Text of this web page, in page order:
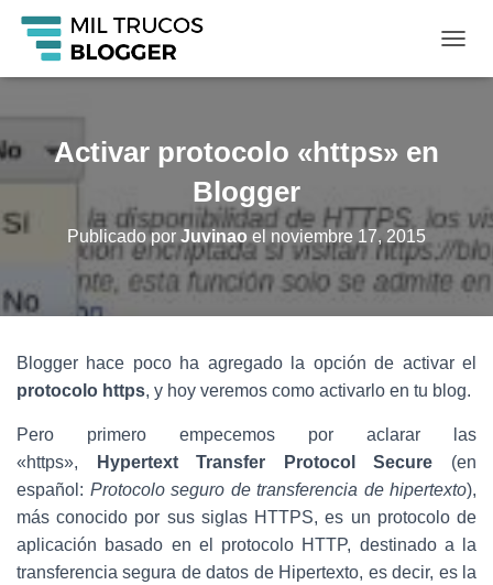
A
O
D
O
E
A
C
I
Ó
N
Activar protocolo «https» en
Blogger
Publicado por Juvinao el noviembre 17, 2015
Blogger hace poco ha agregado la opción de activar el
protocolo https, y hoy veremos como activarlo en tu blog.
Pero primero empecemos por aclarar las
«https»,
Hypertext Transfer Protocol Secure (en
español: Protocolo seguro de transferencia de hipertexto),
más conocido por sus siglas HTTPS, es un protocolo de
aplicación basado en el protocolo HTTP, destinado a la
transferencia segura de datos de Hipertexto, es decir, es la